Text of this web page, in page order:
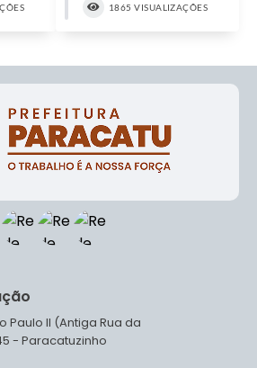
1865 VISUALIZAÇÕES
Paulo II (Antiga Rua da
- Paracatuzinho